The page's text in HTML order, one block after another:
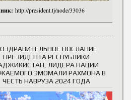
http://president.tj/node/33036
ПОСЛАНИЕ
ПРЕЗИДЕНТА РЕСПУБЛИКИ
ЛИДЕРА НАЦИИ
ЭМОМАЛИ РАХМОНА В
ЧЕСТЬ НАВРУЗА 2024 ГОДА